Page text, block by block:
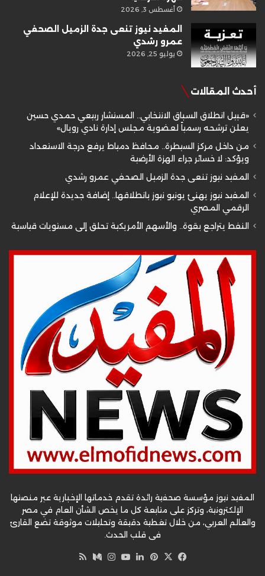
أغسطس 3, 2026
المفيد نيوز تنعى جدة الزميل الصحفي
عمرو رشدي
يوليو 25, 2026
أحدث المقالات
«قبيل انطلاق السباق الانتخابي.. المستشار ربيعي حمدي حسين
يعلن ترشحه رسمياً لعضوية مجلس إدارة نادي رويال»
من داخل مركز السيطرة.. محافظ دمياط يرفع درجة الاستعداد
ويؤكد: لا خسائر جراء الهزة الأرضية
المفيد نيوز تنعى جدة الزميل الصحفي عمرو رشدي
المفيد نيوز يهنئ يونيو نيوز بانطلاقها.. إضافة جديدة للإعلام
الرقمي المصري
النفط يتراجع بقوة.. والأسهم الأمريكية تحلق إلى مستويات قياسية
المفيد نيوز مؤسسة صحفية رائدة تقدم خدماتها الإخبارية عبر منصتها
الإلكترونية، وتركز على متابعة كل ما يخص الشأن العام في مصر
والعالم العربي، من خلال تغطية دقيقة وتحليلات موثوقة تضع القارئ
في قلب الحدث.
فيسبوك
‫X بينتيريست
لينكدإن‫YouTube
انستقرام
وسط